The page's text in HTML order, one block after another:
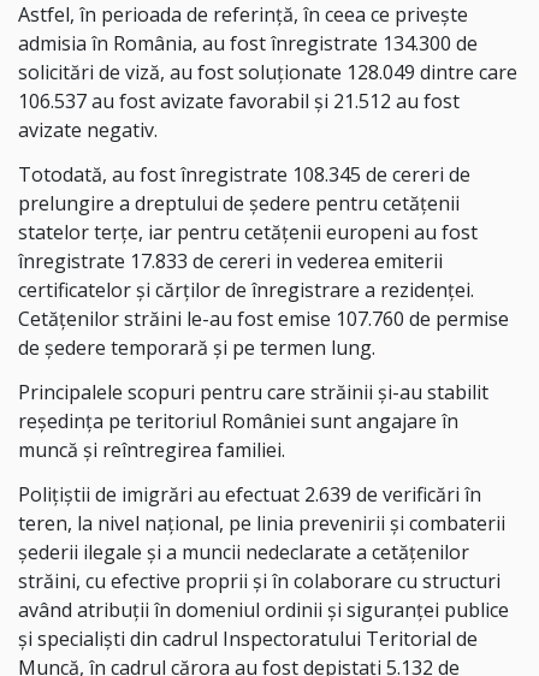
Astfel, în perioada de referință, în ceea ce priveşte
admisia în România, au fost înregistrate 134.300 de
solicitări de viză, au fost soluționate 128.049 dintre care
106.537 au fost avizate favorabil și 21.512 au fost
avizate negativ.
Totodată, au fost înregistrate 108.345 de cereri de
prelungire a dreptului de ședere pentru cetăţenii
statelor terţe, iar pentru cetăţenii europeni au fost
înregistrate 17.833 de cereri in vederea emiterii
certificatelor și cărților de înregistrare a rezidenței.
Cetățenilor străini le-au fost emise 107.760 de permise
de ședere temporară și pe termen lung.
Principalele scopuri pentru care străinii şi-au stabilit
reşedinţa pe teritoriul României sunt angajare în
muncă și reîntregirea familiei.
Polițiștii de imigrări au efectuat 2.639 de verificări în
teren, la nivel naţional, pe linia prevenirii şi combaterii
şederii ilegale și a muncii nedeclarate a cetăţenilor
străini, cu efective proprii şi în colaborare cu structuri
având atribuţii în domeniul ordinii şi siguranţei publice
și specialiști din cadrul Inspectoratului Teritorial de
Muncă, în cadrul cărora au fost depistaţi 5.132 de